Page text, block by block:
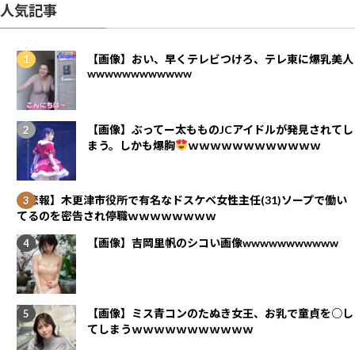
人気記事
【画像】おい、早くテレビつけろ、テレ東に爆乳美人
wwwwwwwwwwww
【画像】ぶってー太もものJCアイドルが発見されてし
まう。しかも爆胸
ｗｗｗｗｗｗｗｗｗｗｗｗ
【悲報】木更津市役所で有名なドスケベ女性主任(31)ソープで働い
てるのを密告され停職ｗｗｗｗｗｗｗｗ
【画像】吉岡里帆のシコい画像wwwwwwwwwww
【画像】ミス青コンのたぬき女王、お乳で童貞を○し
てしまうｗｗｗｗｗｗｗｗｗｗｗ